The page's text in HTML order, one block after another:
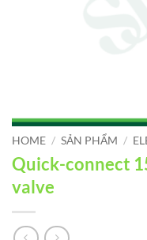
HOME / SẢN PHẨM /
Quick-connect
valve